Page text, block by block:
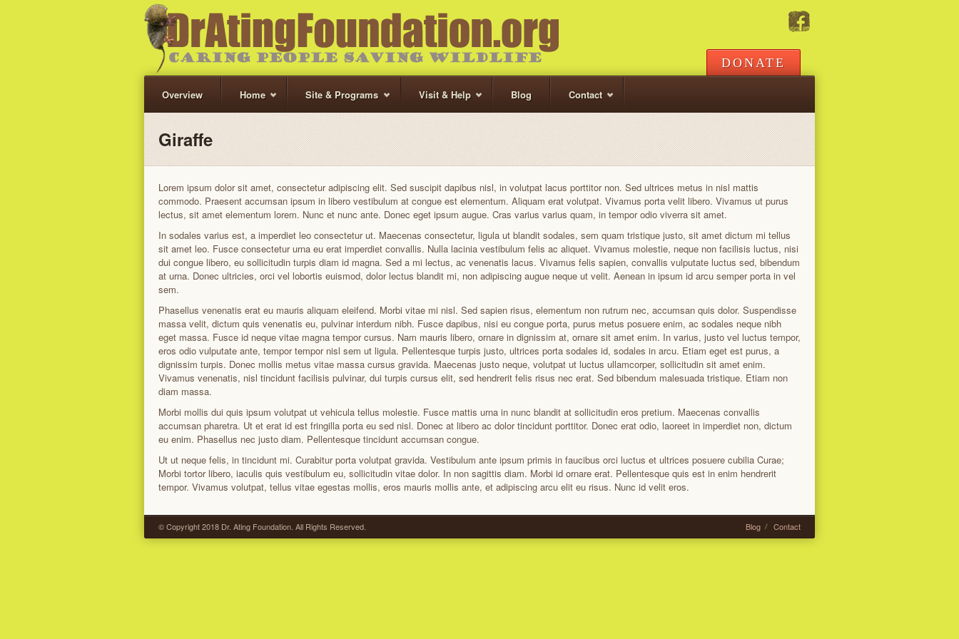
DONATE
Overview Home Site & Programs Visit & Help Blog Contact
Giraffe
Lorem ipsum dolor sit amet, consectetur adipiscing elit. Sed suscipit dapibus nisl, in volutpat lacus porttitor non. Sed ultrices metus in nisl mattis
commodo. Praesent accumsan ipsum in libero vestibulum at congue est elementum. Aliquam erat volutpat. Vivamus porta velit libero. Vivamus ut purus
lectus, sit amet elementum lorem. Nunc et nunc ante. Donec eget ipsum augue. Cras varius varius quam, in tempor odio viverra sit amet.
In sodales varius est, a imperdiet leo consectetur ut. Maecenas consectetur, ligula ut blandit sodales, sem quam tristique justo, sit amet dictum mi tellus
sit amet leo. Fusce consectetur urna eu erat imperdiet convallis. Nulla lacinia vestibulum felis ac aliquet. Vivamus molestie, neque non facilisis luctus, nisi
dui congue libero, eu sollicitudin turpis diam id magna. Sed a mi lectus, ac venenatis lacus. Vivamus felis sapien, convallis vulputate luctus sed, bibendum
at urna. Donec ultricies, orci vel lobortis euismod, dolor lectus blandit mi, non adipiscing augue neque ut velit. Aenean in ipsum id arcu semper porta in vel
sem.
Phasellus venenatis erat eu mauris aliquam eleifend. Morbi vitae mi nisl. Sed sapien risus, elementum non rutrum nec, accumsan quis dolor. Suspendisse
massa velit, dictum quis venenatis eu, pulvinar interdum nibh. Fusce dapibus, nisi eu congue porta, purus metus posuere enim, ac sodales neque nibh
eget massa. Fusce id neque vitae magna tempor cursus. Nam mauris libero, ornare in dignissim at, ornare sit amet enim. In varius, justo vel luctus tempor,
eros odio vulputate ante, tempor tempor nisl sem ut ligula. Pellentesque turpis justo, ultrices porta sodales id, sodales in arcu. Etiam eget est purus, a
dignissim turpis. Donec mollis metus vitae massa cursus gravida. Maecenas justo neque, volutpat ut luctus ullamcorper, sollicitudin sit amet enim.
Vivamus venenatis, nisl tincidunt facilisis pulvinar, dui turpis cursus elit, sed hendrerit felis risus nec erat. Sed bibendum malesuada tristique. Etiam non
diam massa.
Morbi mollis dui quis ipsum volutpat ut vehicula tellus molestie. Fusce mattis urna in nunc blandit at sollicitudin eros pretium. Maecenas convallis
accumsan pharetra. Ut et erat id est fringilla porta eu sed nisl. Donec at libero ac dolor tincidunt porttitor. Donec erat odio, laoreet in imperdiet non, dictum
eu enim. Phasellus nec justo diam. Pellentesque tincidunt accumsan congue.
Ut ut neque felis, in tincidunt mi. Curabitur porta volutpat gravida. Vestibulum ante ipsum primis in faucibus orci luctus et ultrices posuere cubilia Curae;
Morbi tortor libero, iaculis quis vestibulum eu, sollicitudin vitae dolor. In non sagittis diam. Morbi id ornare erat. Pellentesque quis est in enim hendrerit
tempor. Vivamus volutpat, tellus vitae egestas mollis, eros mauris mollis ante, et adipiscing arcu elit eu risus. Nunc id velit eros.
© Copyright 2018 Dr. Ating Foundation. All Rights Reserved. Blog Contact